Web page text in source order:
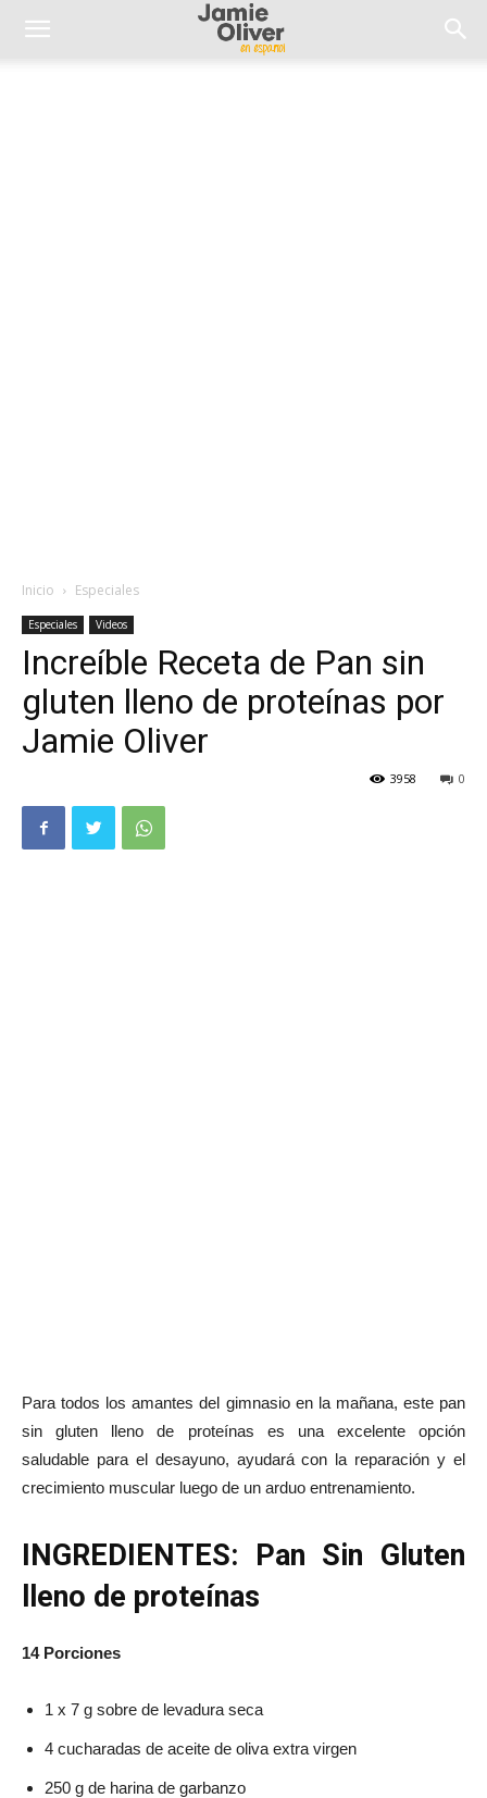
Inicio Especiales
Especiales Videos
Increíble Receta de Pan sin
gluten lleno de proteínas por
Jamie Oliver
0
3958
Para todos los amantes del gimnasio en la mañana, este pan
sin gluten lleno de proteínas es una excelente opción
saludable para el desayuno, ayudará con la reparación y el
crecimiento muscular luego de un arduo entrenamiento.
INGREDIENTES: Pan Sin Gluten
lleno de proteínas
14 Porciones
1 x 7 g sobre de levadura seca
4 cucharadas de aceite de oliva extra virgen
250 g de harina de garbanzo